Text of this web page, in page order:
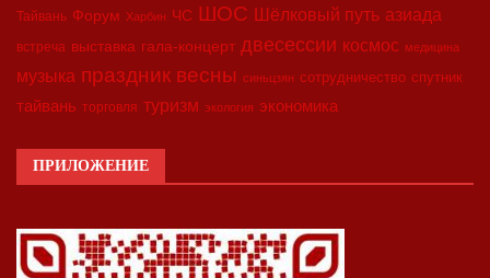
Тайвань Форум Харбин ЧС ШОС Шёлковый путь азиада
встреча выставка гала-концерт двесессии космос медицина
музыка праздник весны синьцзян сотрудничество спутник
тайвань торговля туризм экология экономика
ПРИЛОЖЕНИЕ